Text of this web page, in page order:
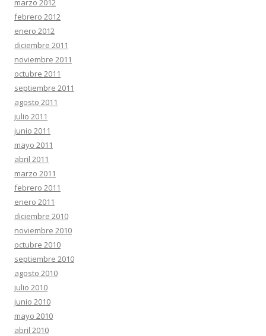
marzo 2012
febrero 2012
enero 2012
diciembre 2011
noviembre 2011
octubre 2011
septiembre 2011
agosto 2011
julio 2011
junio 2011
mayo 2011
abril 2011
marzo 2011
febrero 2011
enero 2011
diciembre 2010
noviembre 2010
octubre 2010
septiembre 2010
agosto 2010
julio 2010
junio 2010
mayo 2010
abril 2010